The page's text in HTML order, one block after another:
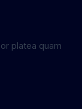
platea quam